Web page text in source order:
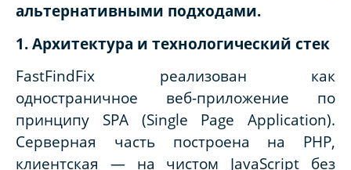
альтернативными подходами.
1. Архитектура и технологический стек
FastFindFix реализован как
одностраничное веб-приложение по
принципу SPA (Single Page Application).
Серверная часть построена на PHP,
клиентская — на чистом JavaScript без